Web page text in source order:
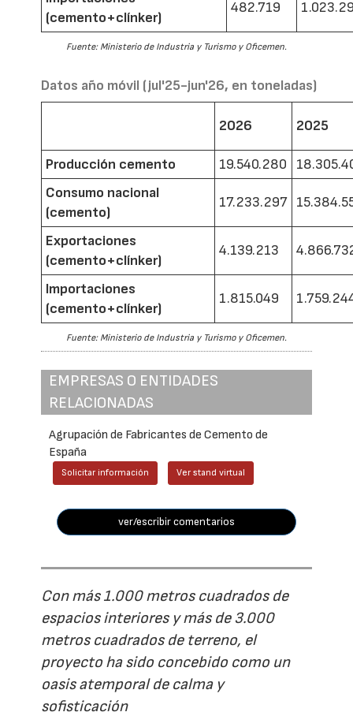
(cemento+clínker)
482.719
Fuente: Ministerio de Industria y Turismo y Oficemen.
Datos año móvil (jul'25-jun'26, en toneladas)
2026 2025
Producción cemento 19.540.280
Consumo nacional
(cemento)
17.233.297
Exportaciones
(cemento+clínker)
4.139.213
Importaciones
(cemento+clínker)
1.815.049
Fuente: Ministerio de Industria y Turismo y Oficemen.
EMPRESAS O ENTIDADES
RELACIONADAS
Agrupación de Fabricantes de Cemento de
España
Solicitar información Ver stand virtual
ver/escribir comentarios
Con más 1.000 metros cuadrados de
espacios interiores y más de 3.000
metros cuadrados de terreno, el
proyecto ha sido concebido como un
oasis atemporal de calma y
sofisticación